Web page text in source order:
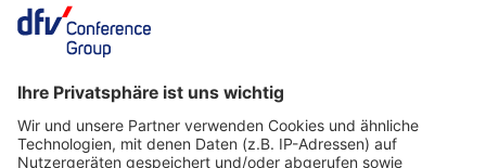
Ein Business-Event von: